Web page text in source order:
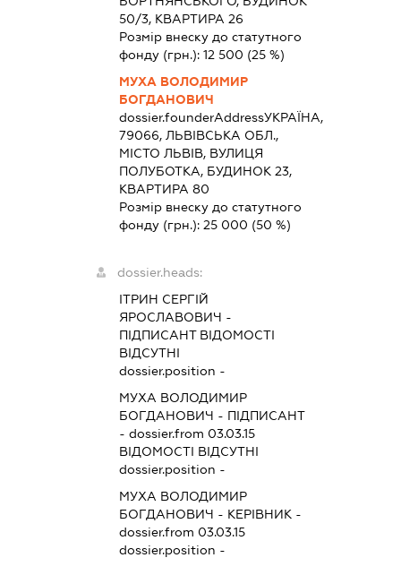
50/3, КВАРТИРА 26
Розмір внеску до статутного
фонду (грн.): 12 500 (25 %)
МУХА ВОЛОДИМИР
БОГДАНОВИЧ
dossier.founderAddressУКРАЇНА,
79066, ЛЬВІВСЬКА ОБЛ.,
МІСТО ЛЬВІВ, ВУЛИЦЯ
ПОЛУБОТКА, БУДИНОК 23,
КВАРТИРА 80
Розмір внеску до статутного
фонду (грн.): 25 000 (50 %)
dossier.heads:
ІТРИН СЕРГІЙ
ЯРОСЛАВОВИЧ -
ПІДПИСАНТВІДОМОСТІ
ВІДСУТНІ
dossier.position -
МУХА ВОЛОДИМИР
БОГДАНОВИЧ - ПІДПИСАНТ
- dossier.from 03.03.15
ВІДОМОСТІ ВІДСУТНІ
dossier.position -
МУХА ВОЛОДИМИР
БОГДАНОВИЧ - КЕРІВНИК -
dossier.from 03.03.15
dossier.position -